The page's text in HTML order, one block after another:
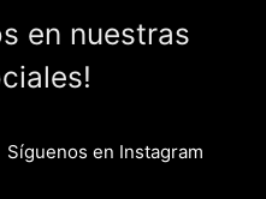
en nuestras
Síguenos en Instagram